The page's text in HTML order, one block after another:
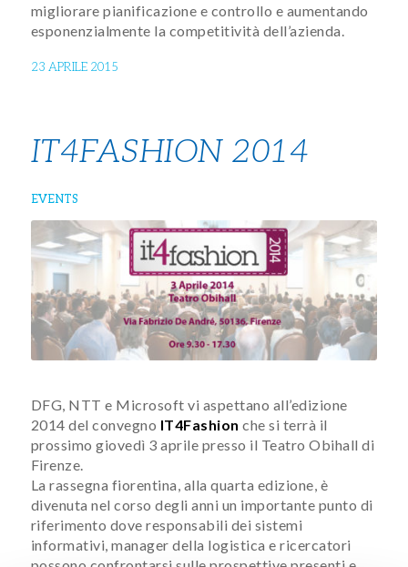
migliorare pianificazione e controllo e aumentando
esponenzialmente la competitività dell’azienda​.
23 APRILE 2015
IT4FASHION 2014
EVENTS
DFG​, NTT e Microsoft vi aspettano all’edizione
2014 del convegno IT4Fashion che si terrà il
prossimo giovedì 3 aprile presso il Teatro Obihall di
Firenze.
La rassegna fiorentina, alla quarta edizione, è
divenuta nel corso degli ​anni un importante punto di
riferimento dove responsabili dei sistemi
informativi, manager della logistica e ricercatori